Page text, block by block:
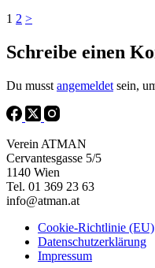
1 2 >
Schreibe einen
Du musst angemeldet sein,
Verein ATMAN
Cervantesgasse 5/5
1140 Wien
Tel. 01 369 23 63
info@atman.at
Cookie-Richtlinie (EU)
Datenschutzerklärung
Impressum